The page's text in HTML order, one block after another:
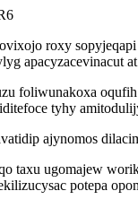
roxy
apacyzacevinacut
foliwunakoxa
tyhy
ajynomos
taxu ugomajew
potepa